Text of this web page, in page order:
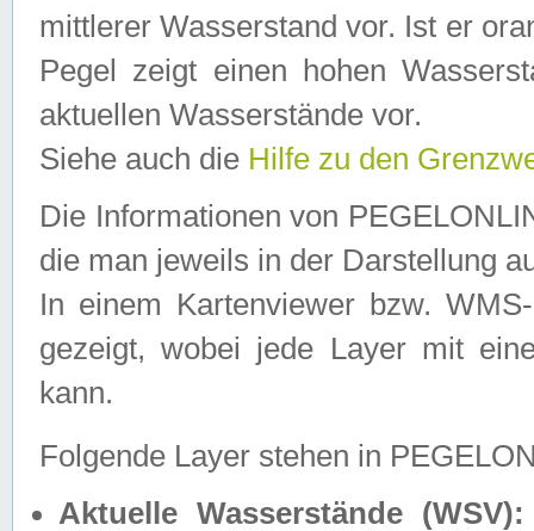
mittlerer Wasserstand vor. Ist er
Pegel zeigt einen hohen
aktuellen Wasserstände vor.
Siehe auch die Hilfe zu den
Die Informationen von
die man jeweils in der Darstellung
In einem Kartenviewer bzw.
gezeigt, wobei jede Layer mit
kann.
Folgende Layer stehen in
Aktuelle Wasserstände (WSV):